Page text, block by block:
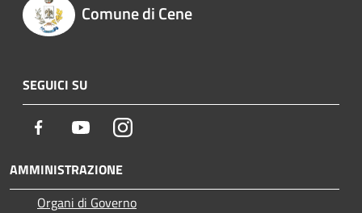
Comune di Cene
SEGUICI SU
Facebook YoutubeInstagram
AMMINISTRAZIONE
Organi di Governo